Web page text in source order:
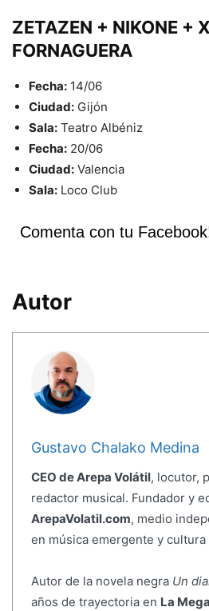
ZETAZEN + NIKONE +
FORNAGUERA
Fecha: 14/06
Ciudad: Gijón
Sala: Teatro Albéniz
Fecha: 20/06
Ciudad: Valencia
Sala: Loco Club
Comenta con tu
Autor
Gustavo Chalako Medina
CEO de Arepa Volátil, locutor,
redactor musical. Fundador y
ArepaVolatil.com, medio
en música emergente y
Autor de la novela negra Un
años de trayectoria en La